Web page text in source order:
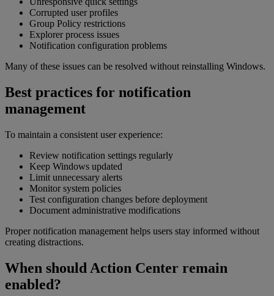
Corrupted user profiles
Group Policy restrictions
Explorer process issues
Notification configuration problems
Many of these issues can be resolved without reinstalling Windows.
Best practices for notification
management
To maintain a consistent user experience:
Review notification settings regularly
Keep Windows updated
Limit unnecessary alerts
Monitor system policies
Test configuration changes before deployment
Document administrative modifications
Proper notification management helps users stay informed without
creating distractions.
When should Action Center remain
enabled?